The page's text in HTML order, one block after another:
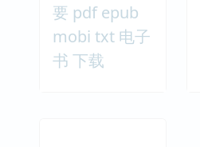
要 pdf epub
mobi txt 电子
书 下载